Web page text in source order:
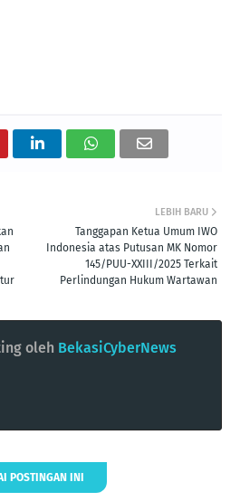
LEBIH BARU
Tanggapan Ketua Umum IWO
Indonesia atas Putusan MK Nomor
145/PUU-XXIII/2025 Terkait
Perlindungan Hukum Wartawan
oleh BekasiCyberNews
POSTINGAN INI